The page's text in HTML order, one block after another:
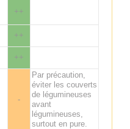
++
++
++
-
Par précaution,
éviter les couverts
de légumineuses
avant
légumineuses,
surtout en pure.